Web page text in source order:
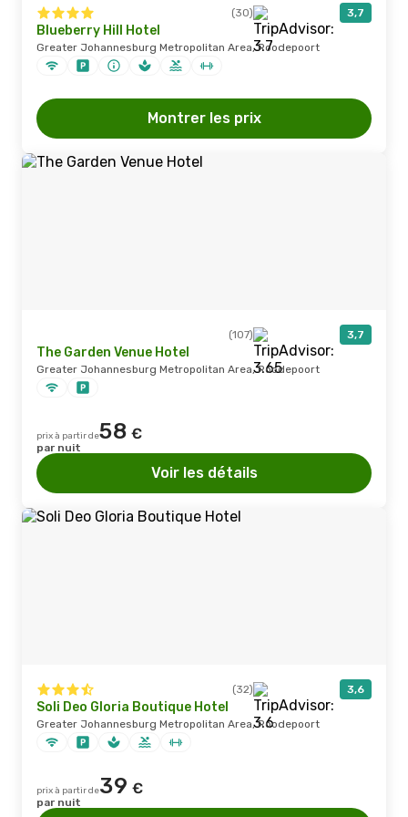
(30) 3,7
Blueberry Hill Hotel
Greater Johannesburg Metropolitan Area, Roodepoort
Montrer les prix
(107) 3,7
The Garden Venue Hotel
Greater Johannesburg Metropolitan Area, Roodepoort
prix à partir de58 €
par nuit
Voir les détails
(32) 3,6
Soli Deo Gloria Boutique Hotel
Greater Johannesburg Metropolitan Area, Roodepoort
prix à partir de39 €
par nuit